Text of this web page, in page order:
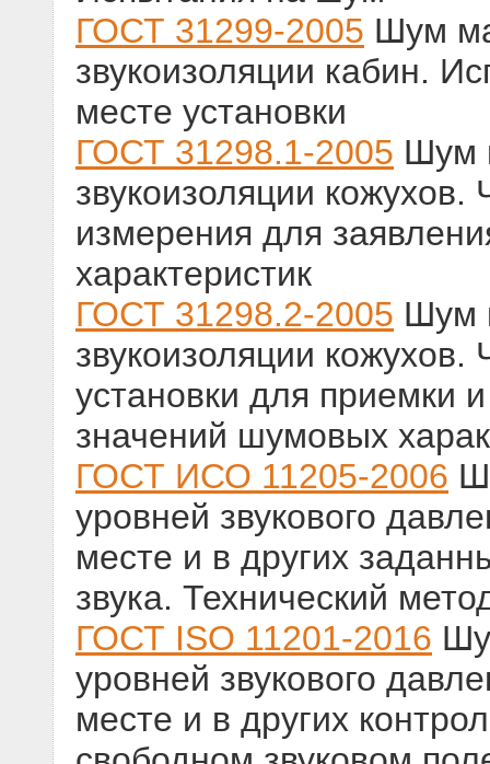
ГОСТ 31299-2005 Шум
звукоизоляции кабин.
месте установки
ГОСТ 31298.1-2005 Шум
звукоизоляции
измерения для
характеристик
ГОСТ 31298.2-2005 Шум
звукоизоляции
установки для приемки
значений шумовых
ГОСТ ИСО 11205-2006
уровней звукового
месте и в других
звука. Технический
ГОСТ ISO 11201-2016
уровней звукового
месте и в других